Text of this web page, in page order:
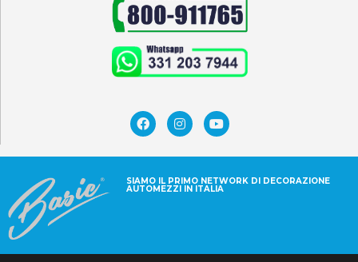
SIAMO IL PRIMO NETWORK DI DECORAZIONE
AUTOMEZZI IN ITALIA